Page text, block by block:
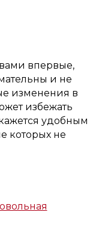
впервые,
и не
изменения в
избежать
удобным
которых не